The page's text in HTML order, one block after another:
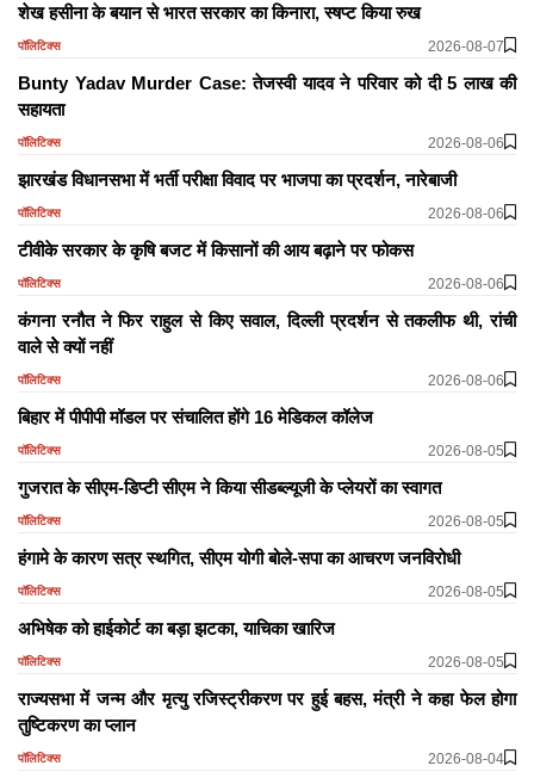
शेख हसीना के बयान से भारत सरकार का किनारा, स्षप्ट किया रुख
पॉलिटिक्स 2026-08-07
Bunty Yadav Murder Case: तेजस्वी यादव ने परिवार को दी 5 लाख की
सहायता
पॉलिटिक्स 2026-08-06
झारखंड विधानसभा में भर्ती परीक्षा विवाद पर भाजपा का प्रदर्शन, नारेबाजी
पॉलिटिक्स 2026-08-06
टीवीके सरकार के कृषि बजट में किसानों की आय बढ़ाने पर फोकस
पॉलिटिक्स 2026-08-06
कंगना रनौत ने फिर राहुल से किए सवाल, दिल्ली प्रदर्शन से तकलीफ थी, रांची
वाले सेे क्यों नहीं
पॉलिटिक्स 2026-08-06
बिहार में पीपीपी मॉडल पर संचालित होंगे 16 मेडिकल कॉलेज
पॉलिटिक्स 2026-08-05
गुजरात के सीएम-डिप्टी सीएम ने किया सीडब्ल्यूजी के प्लेयरों का स्वागत
पॉलिटिक्स 2026-08-05
हंगामे के कारण सत्र स्थगित, सीएम योगी बोले-सपा का आचरण जनविरोधी
पॉलिटिक्स 2026-08-05
अभिषेक को हाईकोर्ट का बड़ा झटका, याचिका खारिज
पॉलिटिक्स 2026-08-05
राज्यसभा में जन्म और मृत्यु रजिस्ट्रीकरण पर हुई बहस, मंत्री ने कहा फेल होगा
तुष्टिकरण का प्लान
पॉलिटिक्स 2026-08-04